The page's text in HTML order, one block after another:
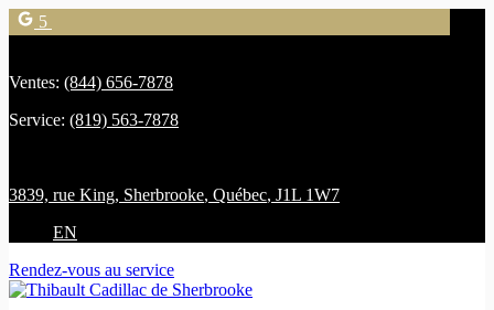
5
Ventes: (844) 656-7878
Service: (819) 563-7878
3839, rue King, Sherbrooke, Québec, J1L 1W7
EN
Rendez-vous au service